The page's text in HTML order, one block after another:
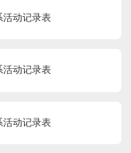
活动记录表
活动记录表
活动记录表